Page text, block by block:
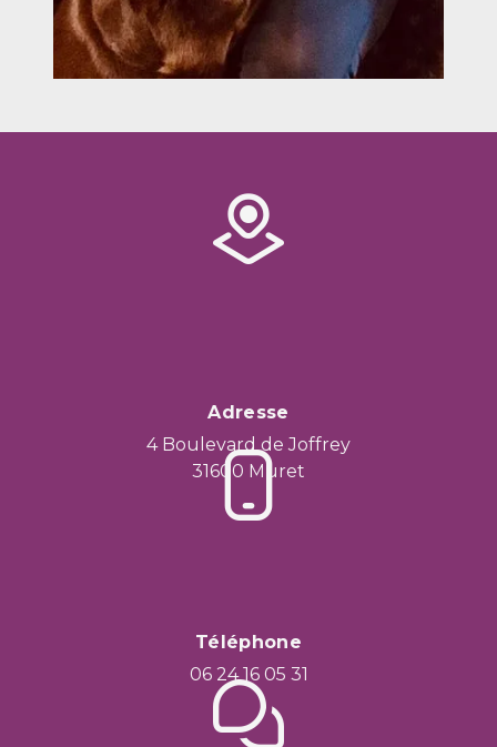
Adresse
4 Boulevard de Joffrey
31600 Muret
Téléphone
06 24 16 05 31